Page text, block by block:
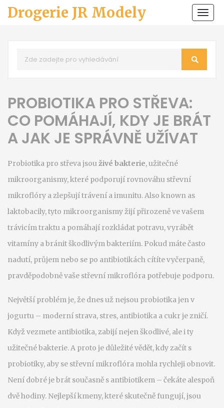
Drogerie JR Modely
PROBIOTIKA PRO STŘEVA:
CO POMÁHAJÍ, KDY JE BRÁT
A JAK JE SPRÁVNĚ UŽÍVAT
Probiotika pro střeva jsouživé bakterie,užitečné
mikroorganismy, které podporují rovnováhu střevní
mikroflóry a zlepšují trávení a imunitu. Also known as
laktobacily, tyto mikroorganismy žijí přirozeně ve vašem
trávicím traktu a pomáhají rozkládat potravu, vyrábět
vitamíny a bránit škodlivým bakteriím. Pokud máte často
nadutí, průjem nebo se po antibiotikách cítíte vyčerpaně,
pravděpodobně vaše střevní mikroflóra potřebuje podporu.
Největší problém je, že dnes už nejsou probiotika jen v
jogurtu – moderní strava, stres, antibiotika a cukr je zničí.
Když vezmete antibiotika, zabijí nejen škodlivé, ale i ty
užitečné bakterie. A proto je důležité vědět,kdy začít s
probiotiky, aby se střevní mikroflóra mohla rychleji obnovit.
Není dobré je brát současně s antibiotikem – čekáte alespoň
dvě hodiny. Nejlepší kmeny, které skutečně fungují, jsou